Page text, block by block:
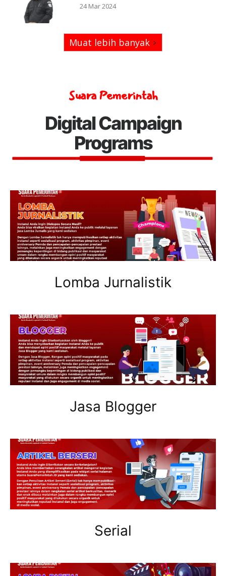
24 Mar 2024
Muat lebih banyak
Suara Pemerintah
Digital Campaign
Programs
Lomba Jurnalistik
Jasa Blogger
Serial